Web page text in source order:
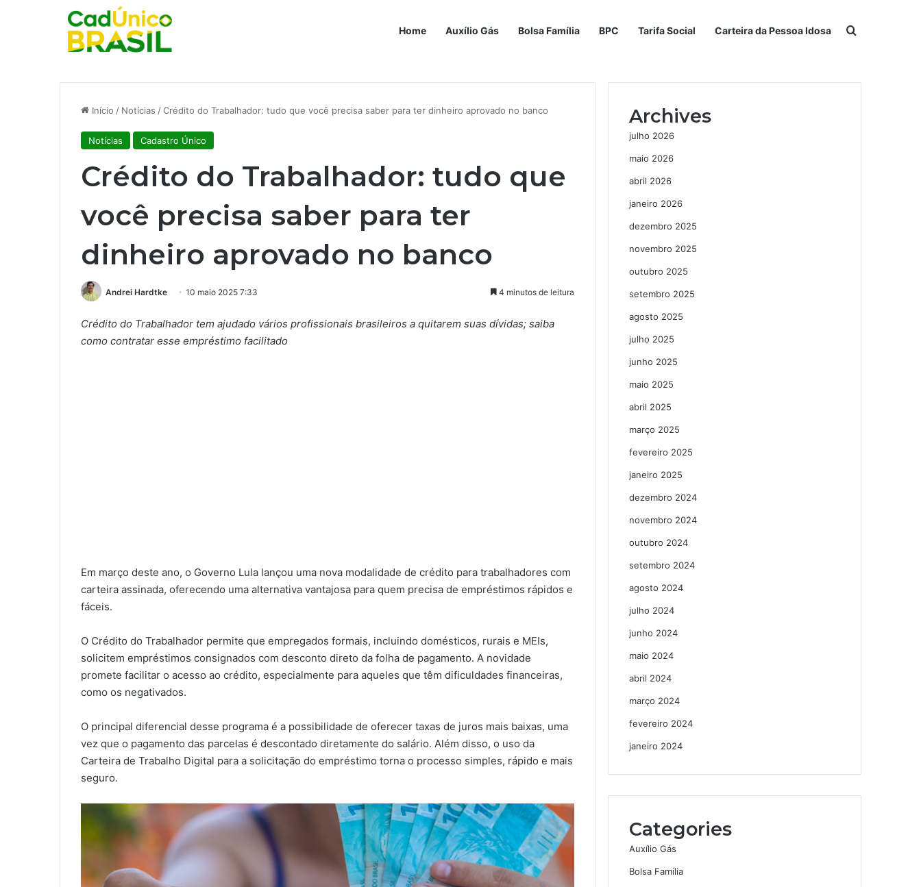
Home Auxílio Gás Bolsa Família BPC Tarifa Social Carteira da Pessoa Idosa Procurar por
Início / Notícias /Crédito do Trabalhador: tudo que você precisa saber para ter dinheiro aprovado no banco
Notícias Cadastro Único
Crédito do Trabalhador: tudo que
você precisa saber para ter
dinheiro aprovado no banco
Andrei Hardtke 10 maio 2025 7:33 4 minutos de leitura
Crédito do Trabalhador tem ajudado vários profissionais brasileiros a quitarem suas dívidas; saiba
como contratar esse empréstimo facilitado
Em março deste ano, o Governo Lula lançou uma nova modalidade de crédito para trabalhadores com
carteira assinada, oferecendo uma alternativa vantajosa para quem precisa de empréstimos rápidos e
fáceis.
O Crédito do Trabalhador permite que empregados formais, incluindo domésticos, rurais e MEIs,
solicitem empréstimos consignados com desconto direto da folha de pagamento. A novidade
promete facilitar o acesso ao crédito, especialmente para aqueles que têm dificuldades financeiras,
como os negativados.
O principal diferencial desse programa é a possibilidade de oferecer taxas de juros mais baixas, uma
vez que o pagamento das parcelas é descontado diretamente do salário. Além disso, o uso da
Carteira de Trabalho Digital para a solicitação do empréstimo torna o processo simples, rápido e mais
seguro.
Archives
julho 2026
maio 2026
abril 2026
janeiro 2026
dezembro 2025
novembro 2025
outubro 2025
setembro 2025
agosto 2025
julho 2025
junho 2025
maio 2025
abril 2025
março 2025
fevereiro 2025
janeiro 2025
dezembro 2024
novembro 2024
outubro 2024
setembro 2024
agosto 2024
julho 2024
junho 2024
maio 2024
abril 2024
março 2024
fevereiro 2024
janeiro 2024
Categories
Auxílio Gás
Bolsa Família